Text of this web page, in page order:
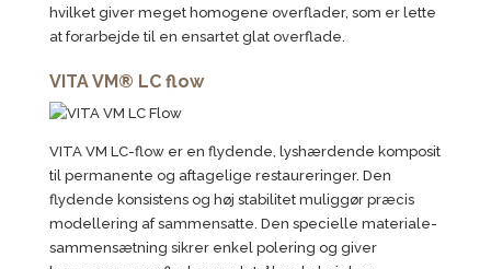
hvilket giver meget homogene overflader, som er lette
at forarbejde til en ensartet glat overflade.
VITA VM® LC flow
VITA VM LC-flow er en flydende, lyshærdende komposit
til permanente og aftagelige restaureringer. Den
flydende konsistens og høj stabilitet muliggør præcis
modellering af sammensatte. Den specielle materiale-
sammensætning sikrer enkel polering og giver